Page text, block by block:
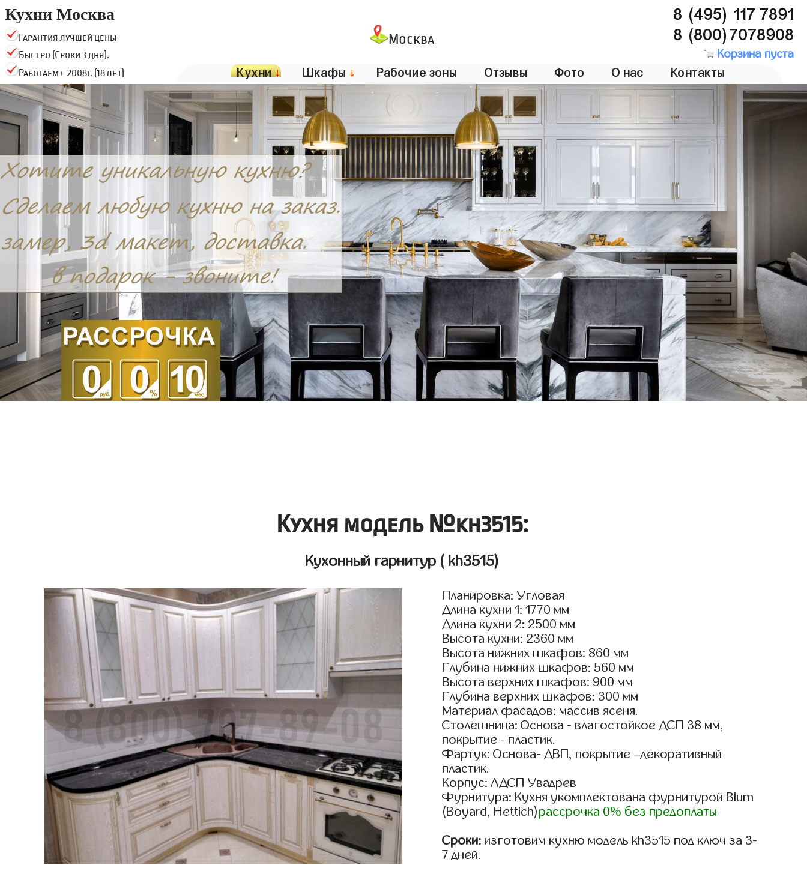
Кухни Москва
Гарантия лучшей цены
Быстро (Сроки 3 дня).
Работаем с 2008г. (18 лет)
Москва
8 (495) 117 7891
8 (800)7078908
Корзина пуста
Кухни↓ Шкафы ↓ Рабочие зоны Отзывы Фото О нас Контакты
Кухня модель №kh3515:
Кухонный гарнитур ( kh3515)
Планировка: Угловая
Длина кухни 1: 1770 мм
Длина кухни 2: 2500 мм
Высота кухни: 2360 мм
Высота нижних шкафов: 860 мм
Глубина нижних шкафов: 560 мм
Высота верхних шкафов: 900 мм
Глубина верхних шкафов: 300 мм
Материал фасадов: массив ясеня.
Столешница: Основа - влагостойкое ДСП 38 мм,
покрытие - пластик.
Фартук: Основа- ДВП, покрытие –декоративный
пластик.
Корпус: ЛДСП Увадрев
Фурнитура: Кухня укомплектована фурнитурой Blum
(Boyard, Hettich)рассрочка 0% без предоплаты
Сроки: изготовим кухню модель kh3515 под ключ за 3-
7 дней.